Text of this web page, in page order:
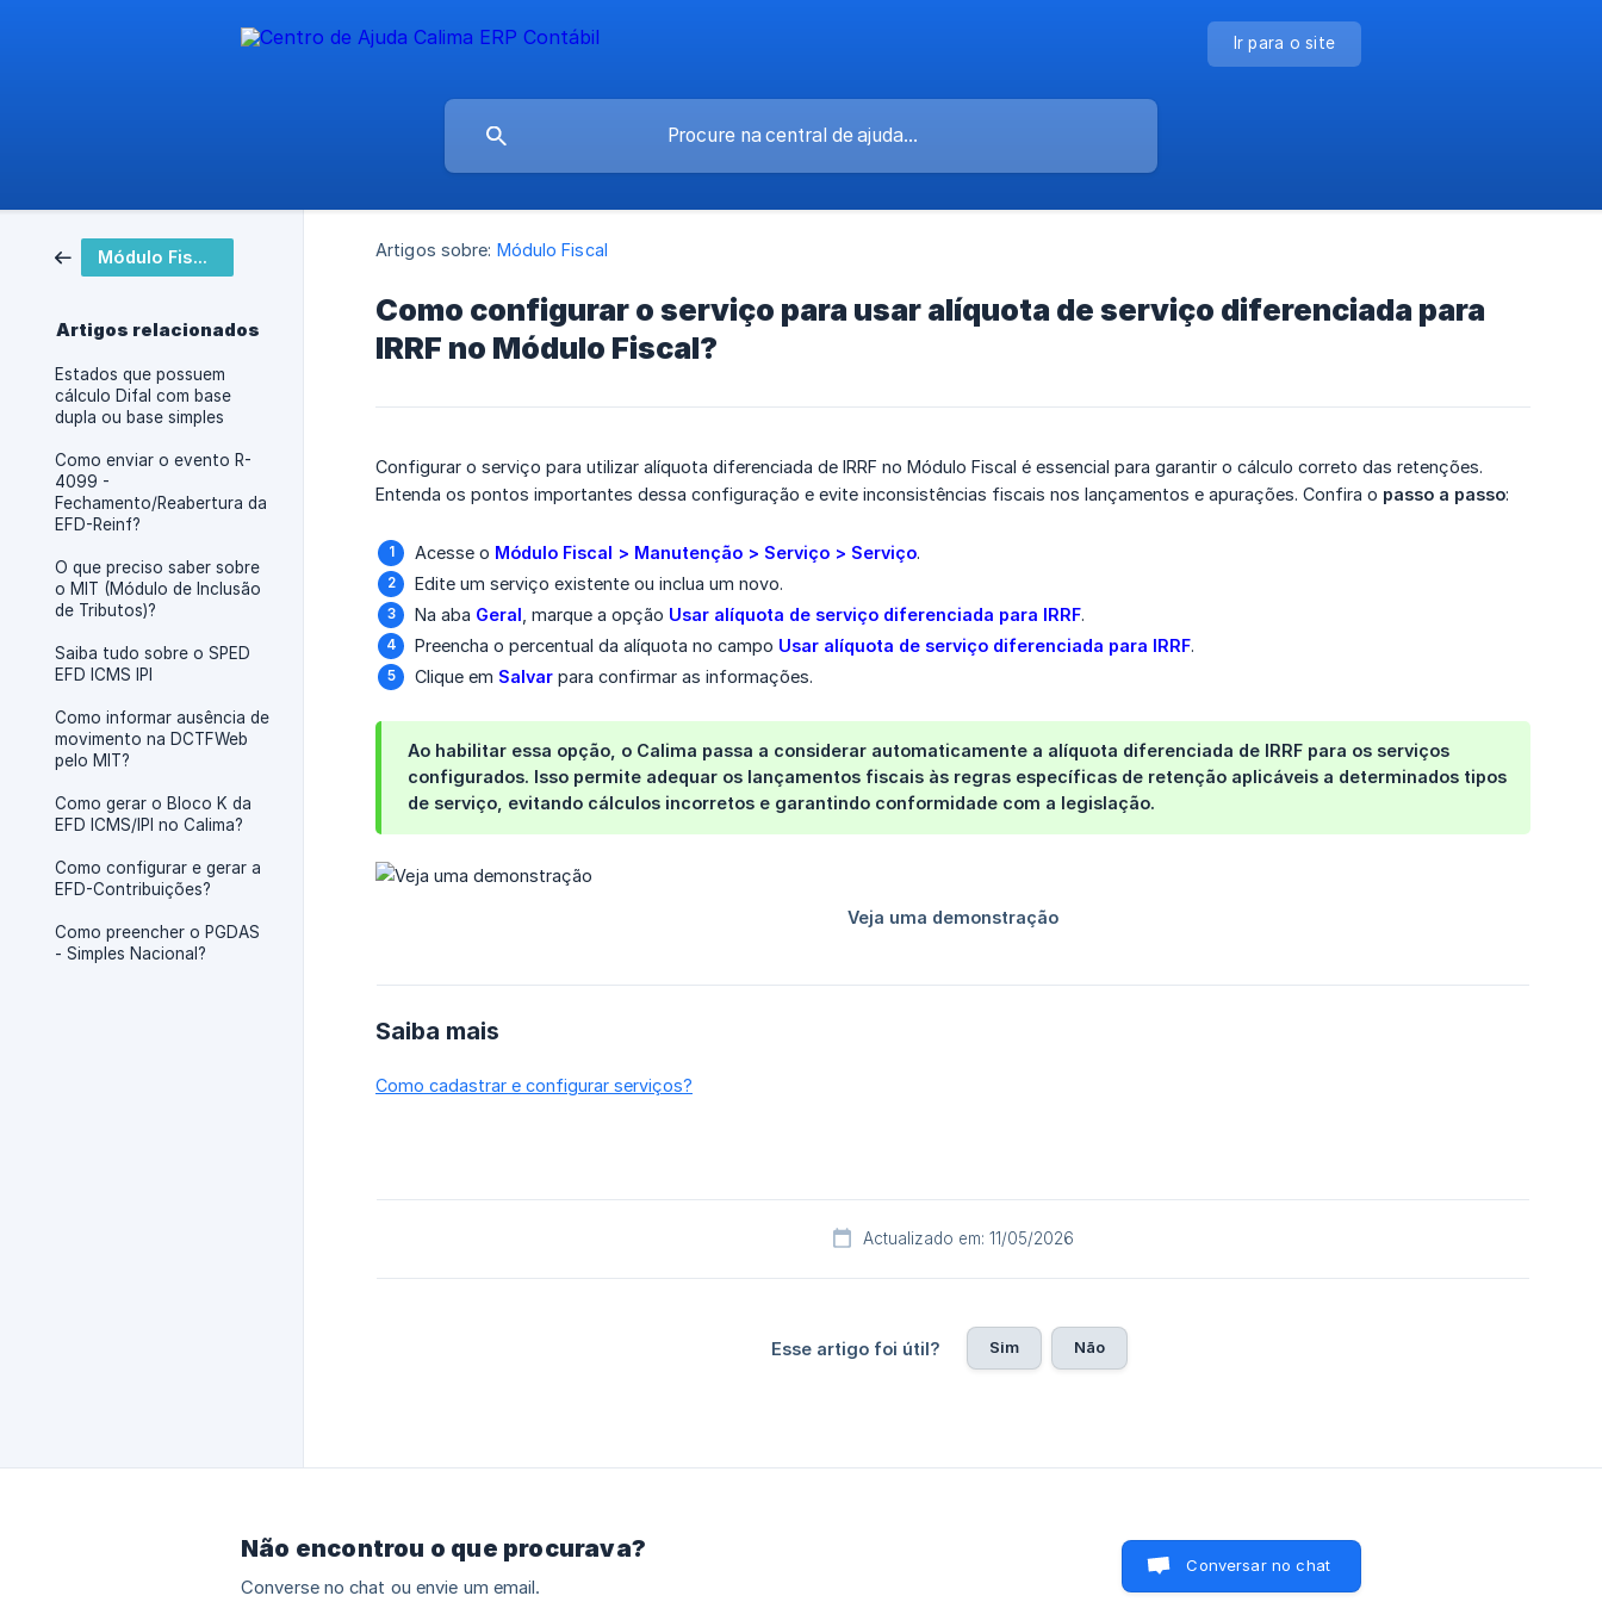
Ir para o site
Módulo Fiscal
Artigos relacionados
Estados que possuem
cálculo Difal com base
dupla ou base simples
Como enviar o evento R-
4099 -
Fechamento/Reabertura da
EFD-Reinf?
O que preciso saber sobre
o MIT (Módulo de Inclusão
de Tributos)?
Saiba tudo sobre o SPED
EFD ICMS IPI
Como informar ausência de
movimento na DCTFWeb
pelo MIT?
Como gerar o Bloco K da
EFD ICMS/IPI no Calima?
Como configurar e gerar a
EFD-Contribuições?
Como preencher o PGDAS
- Simples Nacional?
Artigos sobre: Módulo Fiscal
Como configurar o serviço para usar alíquota de serviço diferenciada para
IRRF no Módulo Fiscal?
Configurar o serviço para utilizar alíquota diferenciada de IRRF no Módulo Fiscal é essencial para garantir o cálculo correto das retenções.
Entenda os pontos importantes dessa configuração e evite inconsistências fiscais nos lançamentos e apurações. Confira o passo a passo:
Acesse o Módulo Fiscal > Manutenção > Serviço > Serviço.
Edite um serviço existente ou inclua um novo.
Na aba Geral , marque a opção Usar alíquota de serviço diferenciada para IRRF.
Preencha o percentual da alíquota no campo Usar alíquota de serviço diferenciada para IRRF.
Clique em Salvar para confirmar as informações.
Ao habilitar essa opção, o Calima passa a considerar automaticamente a alíquota diferenciada de IRRF para os serviços
configurados. Isso permite adequar os lançamentos fiscais às regras específicas de retenção aplicáveis a determinados tipos
de serviço, evitando cálculos incorretos e garantindo conformidade com a legislação.
Saiba mais
Como cadastrar e configurar serviços?
Actualizado em: 11/05/2026
Esse artigo foi útil? Sim Não
Não encontrou o que procurava?
Converse no chat ou envie um email.
Conversar no chat